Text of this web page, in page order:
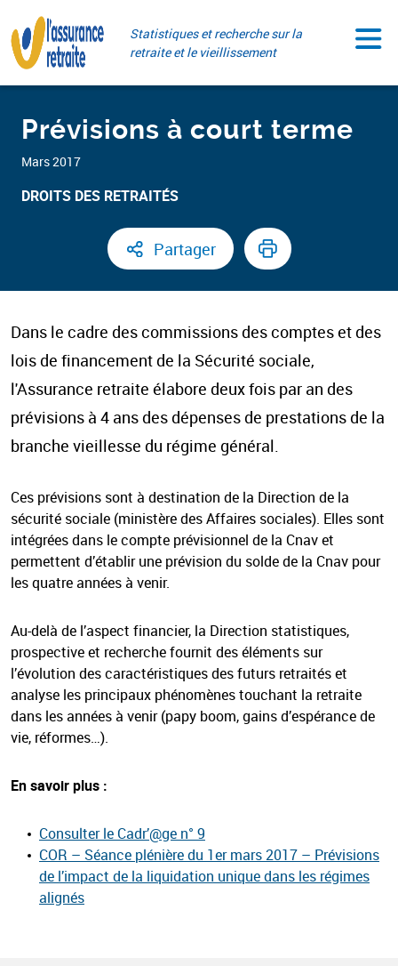
au
contenu
Statistiques et recherche sur la
retraite et le vieillissement
Mars 2017
Prévisions à court terme
DROITS DES RETRAITÉS ​
Partager
Dans le cadre des commissions des comptes et des
lois de financement de la Sécurité sociale,
l'Assurance retraite élabore deux fois par an des
prévisions à 4 ans des dépenses de prestations de la
branche vieillesse du régime général.
Ces prévisions sont à destination de la Direction de la
sécurité sociale (ministère des Affaires sociales). Elles sont
intégrées dans le compte prévisionnel de la Cnav et
permettent d’établir une prévision du solde de la Cnav pour
les quatre années à venir.
Au-delà de l’aspect financier, la Direction statistiques,
prospective et recherche fournit des éléments sur
l’évolution des caractéristiques des futurs retraités et
analyse les principaux phénomènes touchant la retraite
dans les années à venir (papy boom, gains d’espérance de
vie, réformes…).
En savoir plus :
Consulter le Cadr’@ge n° 9
COR – Séance plénière du 1er mars 2017 – Prévisions
de l’impact de la liquidation unique dans les régimes
alignés